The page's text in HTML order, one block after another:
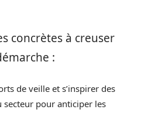
concrètes à creuser
:
de veille et s’inspirer des
pour anticiper les